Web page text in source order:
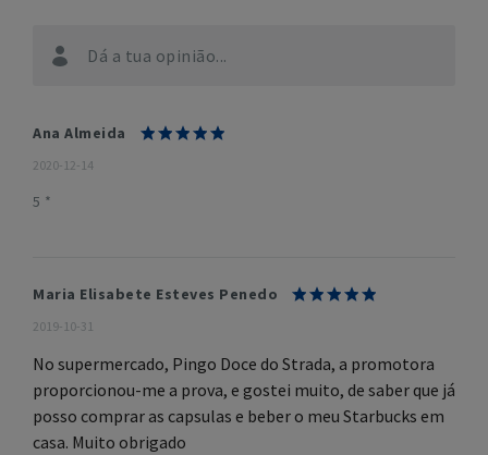
Dá a tua opinião...
Ana Almeida
2020-12-14
5 *
Maria Elisabete Esteves Penedo
2019-10-31
No supermercado, Pingo Doce do Strada, a promotora
proporcionou-me a prova, e gostei muito, de saber que já
posso comprar as capsulas e beber o meu Starbucks em
casa. Muito obrigado